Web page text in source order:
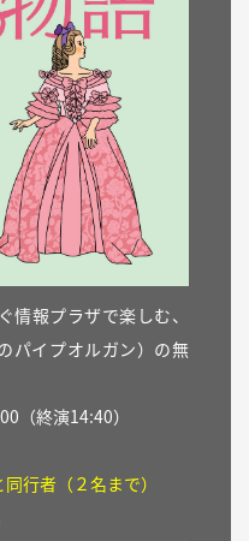
情報プラザで楽しむ、
パイプオルガン）の無
（終演14:40）
行者（２名まで）